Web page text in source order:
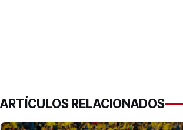
ARTÍCULOS RELACIONADOS